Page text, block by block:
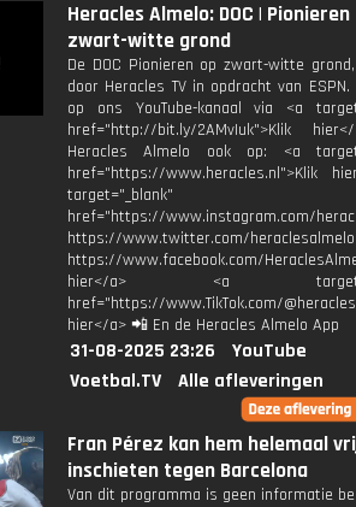
Heracles Almelo: DOC | Pionieren
zwart-witte grond
De DOC Pionieren op zwart-witte
door Heracles TV in opdracht van ESPN.
op ons YouTube-kanaal via <a
href="http://bit.ly/2AMvIuk">Klik
Heracles Almelo ook op: <a
href="https://www.heracles.nl">Klik
target="_blank"
href="https://www.instagram.com/
https://www.twitter.com/heraclesalmelo
https://www.facebook.com/
hier</a> <a
href="https://www.TikTok.com/
hier</a> 📲 En de Heracles Almelo App
31-08-2025 23:26
YouTube
Voetbal.TV
Alle afleveringen
Fran Pérez kan hem helemaal
inschieten tegen Barcelona
Van dit programma is geen informatie